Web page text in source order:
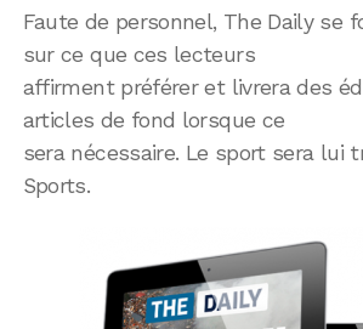
Faute de personnel, The Daily se
sur ce que ces lecteurs
affirment préférer et livrera des
articles de fond lorsque ce
sera nécessaire. Le sport sera lui
Sports.